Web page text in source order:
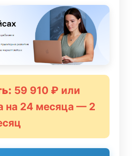
59 910 ₽ или
на 24 месяца — 2